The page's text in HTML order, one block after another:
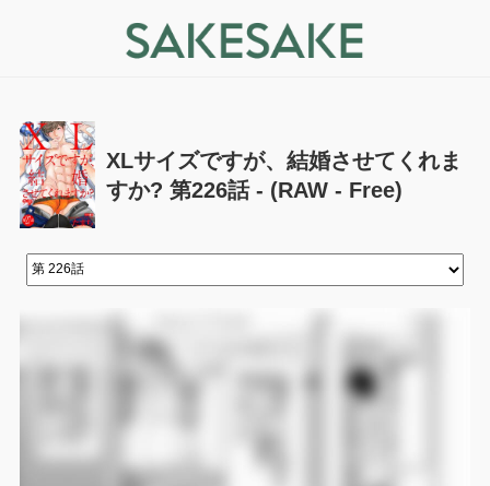
XLサイズですが、結婚させてくれま
すか? 第226話 - (RAW - Free)